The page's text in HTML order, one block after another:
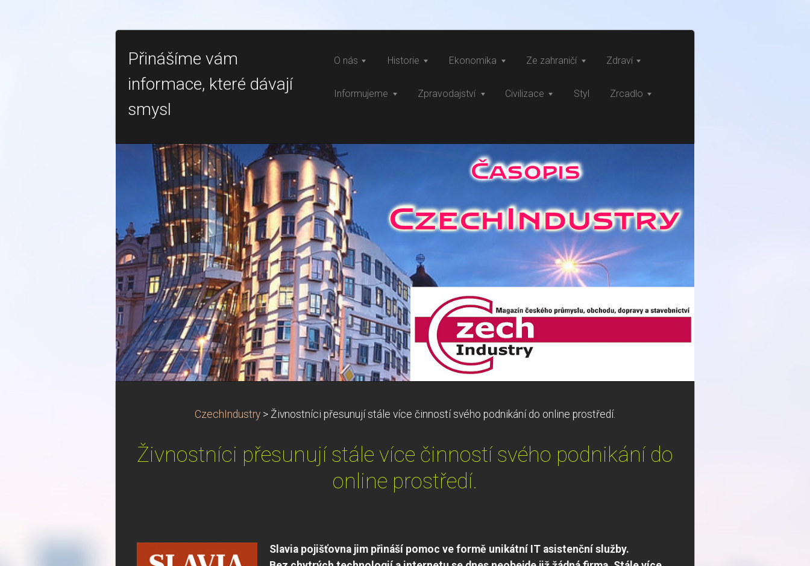
Přinášíme vám
informace, které dávají
smysl
O nás Historie Ekonomika Ze zahraničí Zdraví
Informujeme Zpravodajství Civilizace Styl Zrcadlo
CzechIndustry > Živnostníci přesunují stále více činností svého podnikání do online prostředí.
Živnostníci přesunují stále více činností svého podnikání do
online prostředí.
Slavia pojišťovna jim přináší pomoc ve formě unikátní IT asistenční služby.